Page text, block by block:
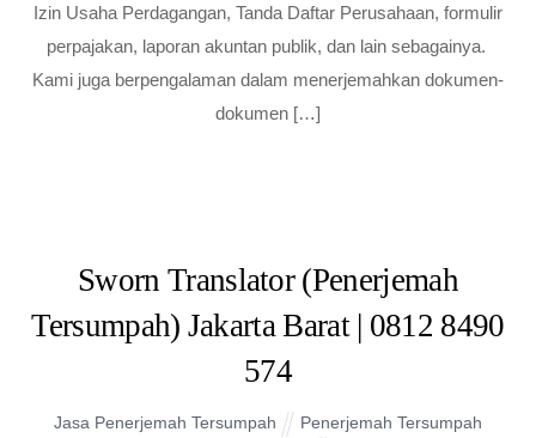
Izin Usaha Perdagangan, Tanda Daftar Perusahaan, formulir
perpajakan, laporan akuntan publik, dan lain sebagainya.
Kami juga berpengalaman dalam menerjemahkan dokumen-
dokumen […]
Sworn Translator (Penerjemah
Tersumpah) Jakarta Barat | 0812 8490
574
Jasa Penerjemah Tersumpah
Penerjemah Tersumpah